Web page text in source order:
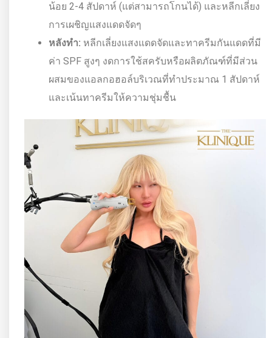
น้อย 2-4 สัปดาห์ (แต่สามารถโกนได้) และหลีกเลี่ยง
การเผชิญแสงแดดจัดๆ
หลังทำ: หลีกเลี่ยงแสงแดดจัดและทาครีมกันแดดที่มี
ค่า SPF สูงๆ งดการใช้สครับหรือผลิตภัณฑ์ที่มีส่วน
ผสมของแอลกอฮอล์บริเวณที่ทำประมาณ 1 สัปดาห์
และเน้นทาครีมให้ความชุ่มชื้น